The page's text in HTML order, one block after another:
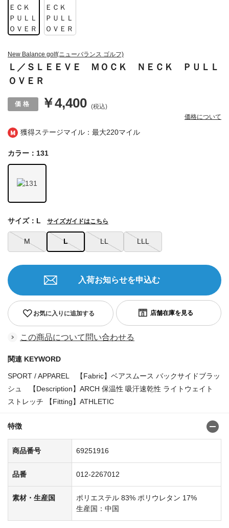
獲得ステージマイル：最大220マイル
New Balance golf(ニューバランス ゴルフ)
Ｌ／ＳＬＥＥＶＥ ＭＯＣＫ ＮＥＣＫ ＰＵＬＬ
ＯＶＥＲ
￥4,400 (税込)
価格について
カラー：131
M L LL LLL
サイズ：L サイズガイドはこちら
お気に入りに追加する
入荷お知らせを申込む
この商品について問い合わせる
関連 KEYWORD
SPORT / APPAREL 【Fabric】ベアスムース バックサイドブラッ
シュ 【Description】ARCH 保温性 吸汗速乾性 ライトウェイト
ストレッチ 【Fitting】ATHLETIC
特徴
商品番号 69251916
品番 012-2267012
素材・生産国
ポリエステル 83% ポリウレタン 17%
生産国：中国